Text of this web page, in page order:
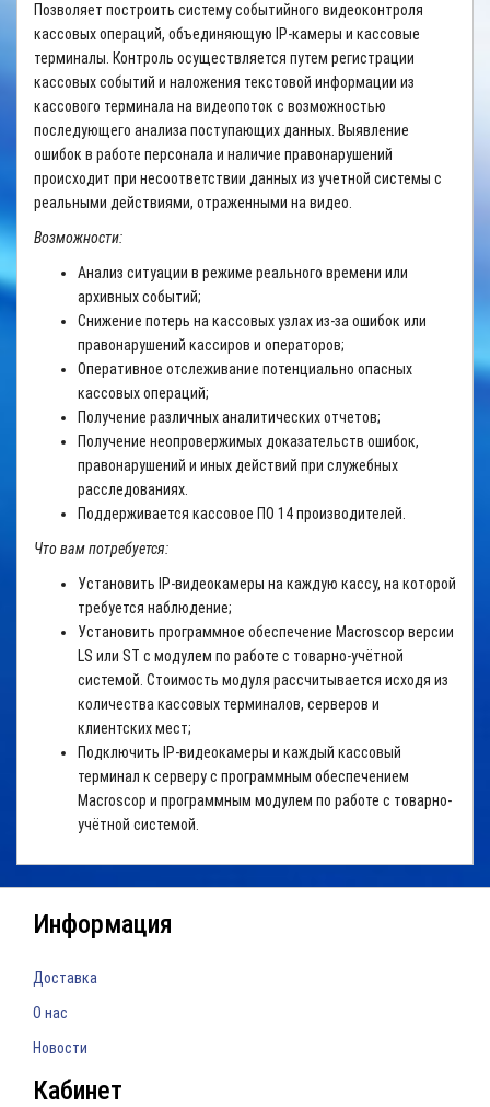
Позволяет построить систему событийного видеоконтроля
кассовых операций, объединяющую IP-камеры и кассовые
терминалы. Контроль осуществляется путем регистрации
кассовых событий и наложения текстовой информации из
кассового терминала на видеопоток с возможностью
последующего анализа поступающих данных. Выявление
ошибок в работе персонала и наличие правонарушений
происходит при несоответствии данных из учетной системы с
реальными действиями, отраженными на видео.
Возможности:
Анализ ситуации в режиме реального времени или
архивных событий;
Снижение потерь на кассовых узлах из-за ошибок или
правонарушений кассиров и операторов;
Оперативное отслеживание потенциально опасных
кассовых операций;
Получение различных аналитических отчетов;
Получение неопровержимых доказательств ошибок,
правонарушений и иных действий при служебных
расследованиях.
Поддерживается кассовое ПО 14 производителей.
Что вам потребуется:
Установить IP-видеокамеры на каждую кассу, на которой
требуется наблюдение;
Установить программное обеспечение Macroscop версии
LS или ST с модулем по работе с товарно-учётной
системой. Стоимость модуля рассчитывается исходя из
количества кассовых терминалов, серверов и
клиентских мест;
Подключить IP-видеокамеры и каждый кассовый
терминал к серверу с программным обеспечением
Macroscop и программным модулем по работе с товарно-
учётной системой.
Информация
Доставка
О нас
Новости
Кабинет